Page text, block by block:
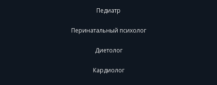
Педиатр
Перинатальный психолог
Диетолог
Кардиолог